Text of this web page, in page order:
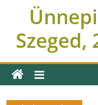
Szeged,